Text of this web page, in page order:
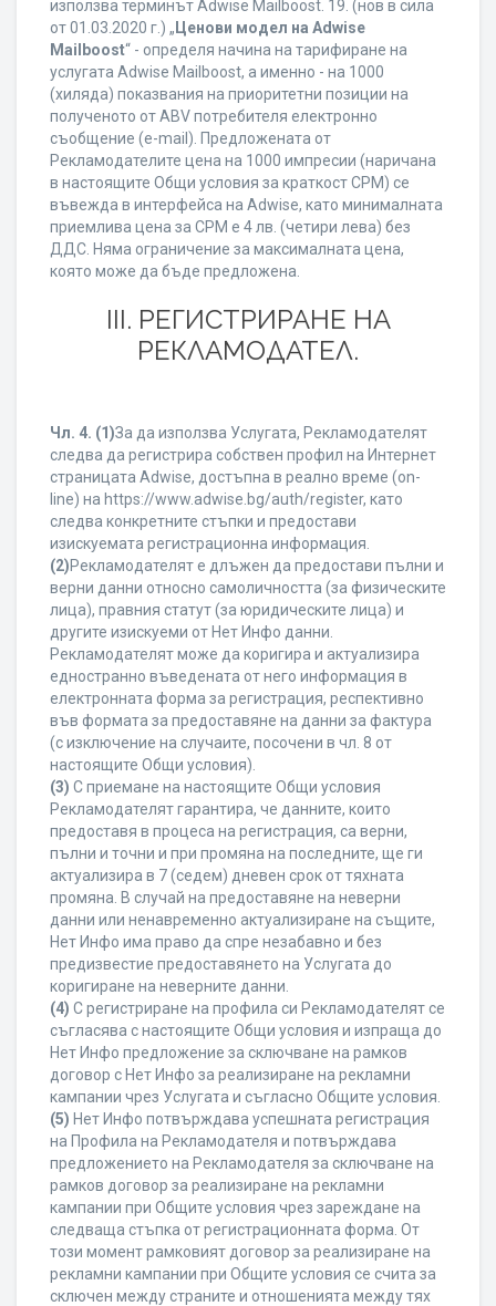
използва терминът Adwise Mailboost. 19. (нов в сила
от 01.03.2020 г.) „ Ценови модел на Adwise
Mailboost“ - определя начина на тарифиране на
услугата Adwise Mailboost, а именно - на 1000
(хиляда) показвания на приоритетни позиции на
полученото от ABV потребителя електронно
съобщение (e-mail). Предложената от
Рекламодателите цена на 1000 импресии (наричана
в настоящите Общи условия за краткост CPM) се
въвежда в интерфейса на Adwise, като минималната
приемлива цена за CPM е 4 лв. (четири лева) без
ДДС. Няма ограничение за максималната цена,
която може да бъде предложена.
ІІІ. РЕГИСТРИРАНЕ НА
РЕКЛАМОДАТЕЛ.
Чл. 4. (1)За да използва Услугата, Рекламодателят
следва да регистрира собствен профил на Интернет
страницата Adwise, достъпна в реално време (on-
line) на https://www.adwise.bg/auth/register, като
следва конкретните стъпки и предостави
изискуемата регистрационна информация.
(2)Рекламодателят е длъжен да предостави пълни и
верни данни относно самоличността (за физическите
лица), правния статут (за юридическите лица) и
другите изискуеми от Нет Инфо данни.
Рекламодателят може да коригира и актуализира
едностранно въведената от него информация в
електронната форма за регистрация, респективно
във формата за предоставяне на данни за фактура
(с изключение на случаите, посочени в чл. 8 от
настоящите Общи условия).
(3) С приемане на настоящите Общи условия
Рекламодателят гарантира, че данните, които
предоставя в процеса на регистрация, са верни,
пълни и точни и при промяна на последните, ще ги
актуализира в 7 (седем) дневен срок от тяхната
промяна. В случай на предоставяне на неверни
данни или ненавременно актуализиране на същите,
Нет Инфо има право да спре незабавно и без
предизвестие предоставянето на Услугата до
коригиране на неверните данни.
(4) С регистриране на профила си Рекламодателят се
съгласява с настоящите Общи условия и изпраща до
Нет Инфо предложение за сключване на рамков
договор с Нет Инфо за реализиране на рекламни
кампании чрез Услугата и съгласно Общите условия.
(5) Нет Инфо потвърждава успешната регистрация
на Профила на Рекламодателя и потвърждава
предложението на Рекламодателя за сключване на
рамков договор за реализиране на рекламни
кампании при Общите условия чрез зареждане на
следваща стъпка от регистрационната форма. От
този момент рамковият договор за реализиране на
рекламни кампании при Общите условия се счита за
сключен между страните и отношенията между тях